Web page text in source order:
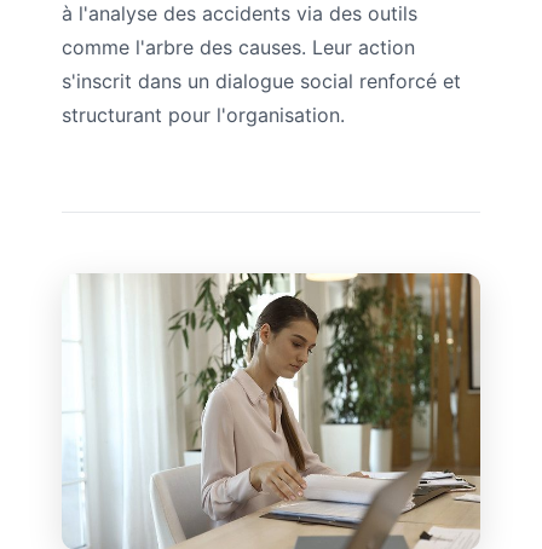
à l'analyse des accidents via des outils
comme l'arbre des causes. Leur action
s'inscrit dans un dialogue social renforcé et
structurant pour l'organisation.